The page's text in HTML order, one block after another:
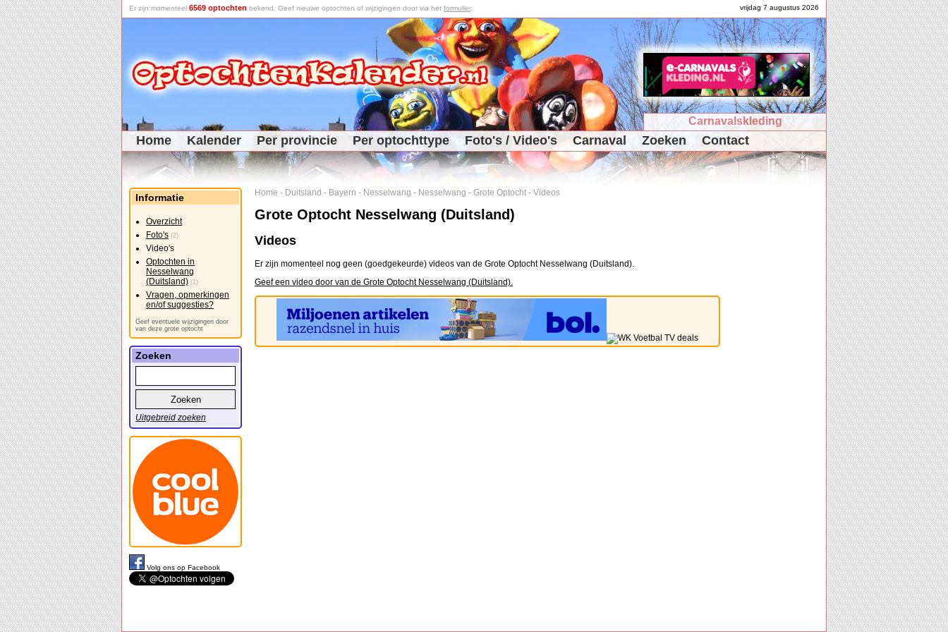
vrijdag 7 augustus 2026
Er zijn momenteel 6569 optochten bekend. Geef nieuwe optochten of wijzigingen door via het formulier.
Carnavalskleding
Home Kalender Per provincie Per optochttype Foto's / Video's Carnaval Zoeken Contact
Home - Duitsland - Bayern - Nesselwang - Nesselwang - Grote Optocht - Videos
Grote Optocht Nesselwang (Duitsland)
Videos
Er zijn momenteel nog geen (goedgekeurde) videos van de Grote Optocht Nesselwang (Duitsland).
Geef een video door van de Grote Optocht Nesselwang (Duitsland).
Informatie
Overzicht
Foto's (2)
Video's
Optochten in
Nesselwang
(Duitsland) (1)
Vragen, opmerkingen
en/of suggesties?
Geef eventuele wijzigingen door
van deze grote optocht
Zoeken
Uitgebreid zoeken
Volg ons op Facebook